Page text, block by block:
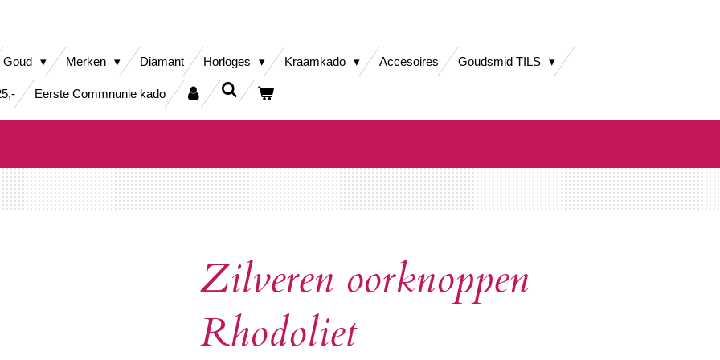
Goud Merken Diamant Horloges Kraamkado Accesoires Goudsmid TILS
Eerste Commnunie kado
Zilveren oorknoppen
Rhodoliet